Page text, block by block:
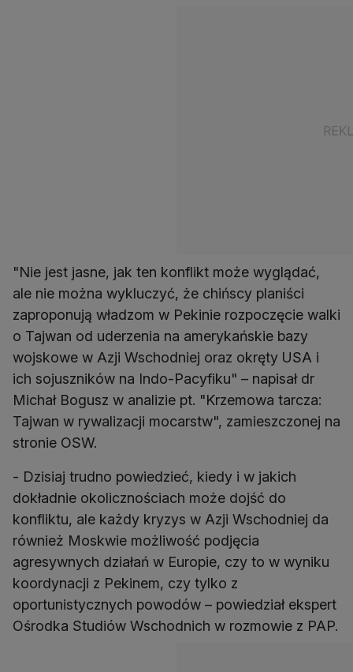
"Nie jest jasne, jak ten konflikt może wyglądać,
ale nie można wykluczyć, że chińscy planiści
zaproponują władzom w Pekinie rozpoczęcie walki
o Tajwan od uderzenia na amerykańskie bazy
wojskowe w Azji Wschodniej oraz okręty USA i
ich sojuszników na Indo-Pacyfiku" – napisał dr
Michał Bogusz w analizie pt. "Krzemowa tarcza:
Tajwan w rywalizacji mocarstw", zamieszczonej na
stronie OSW.
- Dzisiaj trudno powiedzieć, kiedy i w jakich
dokładnie okolicznościach może dojść do
konfliktu, ale każdy kryzys w Azji Wschodniej da
również Moskwie możliwość podjęcia
agresywnych działań w Europie, czy to w wyniku
koordynacji z Pekinem, czy tylko z
oportunistycznych powodów – powiedział ekspert
Ośrodka Studiów Wschodnich w rozmowie z PAP.